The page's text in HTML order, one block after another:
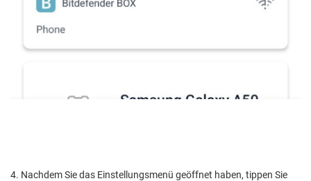
4. Nachdem Sie das Einstellungsmenü geöffnet haben, tippen Sie